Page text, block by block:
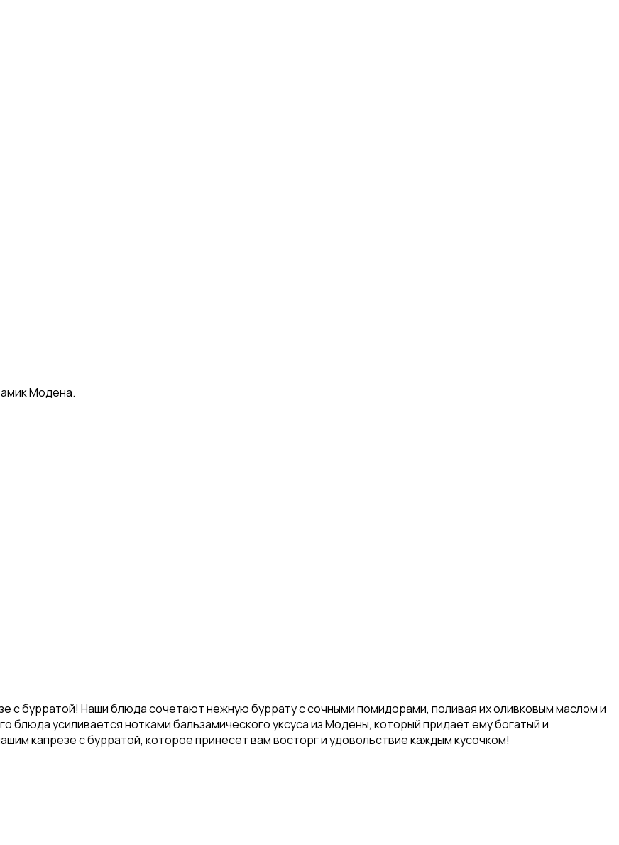
Модена.
с бурратой! Наши блюда сочетают нежную буррату с сочными помидорами, поливая их оливковым маслом и
блюда усиливается нотками бальзамического уксуса из Модены, который придает ему богатый и
капрезе с бурратой, которое принесет вам восторг и удовольствие каждым кусочком!